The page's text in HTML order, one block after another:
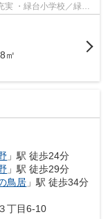
・緑台小学校／緑台
㎡
」駅 徒歩24分
」駅 徒歩29分
鳥居 」駅 徒歩34分
３丁目6-10